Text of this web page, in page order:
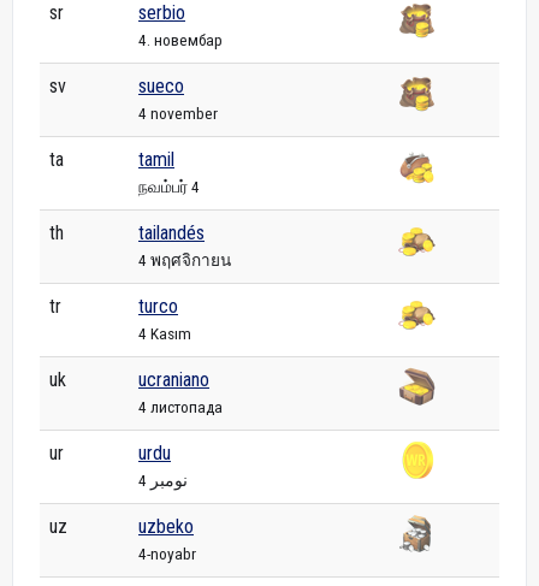
sr serbio
4. новембар
sv sueco
4 november
ta tamil
நவம்பர் 4
th tailandés
4 พฤศจิกายน
tr turco
4 Kasım
uk ucraniano
4 листопада
ur urdu
4 نومبر
uz uzbeko
4-noyabr